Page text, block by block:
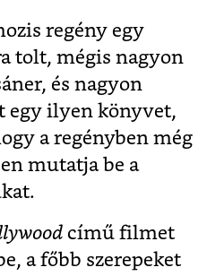
regény egy
tolt, mégis nagyon
és nagyon
egy ilyen könyvet,
a regényben még
mutatja be a
című filmet
a főbb szerepeket